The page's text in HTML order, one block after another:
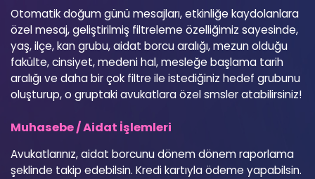
Otomatik doğum günü mesajları, etkinliğe kaydolanlara
özel mesaj, geliştirilmiş filtreleme özelliğimiz sayesinde,
yaş, ilçe, kan grubu, aidat borcu aralığı, mezun olduğu
fakülte, cinsiyet, medeni hal, mesleğe başlama tarih
aralığı ve daha bir çok filtre ile istediğiniz hedef grubunu
oluşturup, o gruptaki avukatlara özel smsler atabilirsiniz!
Muhasebe / Aidat İşlemleri
Avukatlarınız, aidat borcunu dönem dönem raporlama
şeklinde takip edebilsin. Kredi kartıyla ödeme yapabilsin.